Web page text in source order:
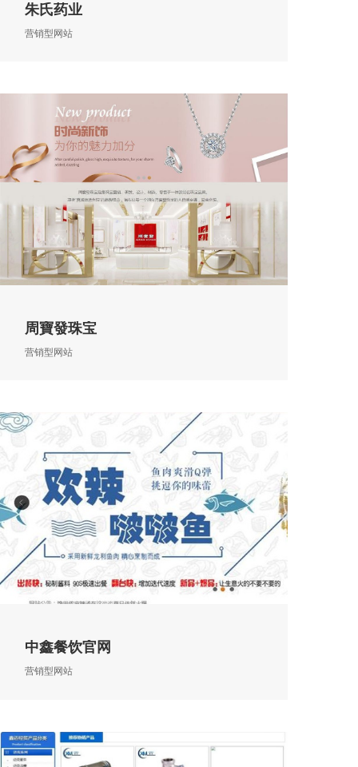
朱氏药业
营销型网站
周寶發珠宝
营销型网站
中鑫餐饮官网
营销型网站